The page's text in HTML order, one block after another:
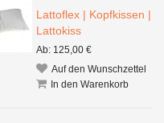
Lattoflex | Kopfkissen |
Lattokiss
Ab: 125,00 €
Auf den Wunschzettel
In den Warenkorb